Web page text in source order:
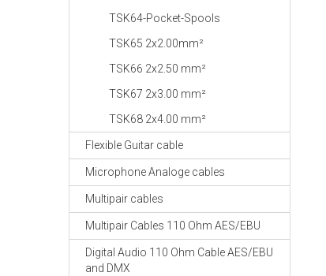
TSK64-Pocket-Spools
TSK65 2x2.00mm²
TSK66 2x2.50 mm²
TSK67 2x3.00 mm²
TSK68 2x4.00 mm²
Flexible Guitar cable
Microphone Analoge cables
Multipair cables
Multipair Cables 110 Ohm AES/EBU
Digital Audio 110 Ohm Cable AES/EBU
and DMX